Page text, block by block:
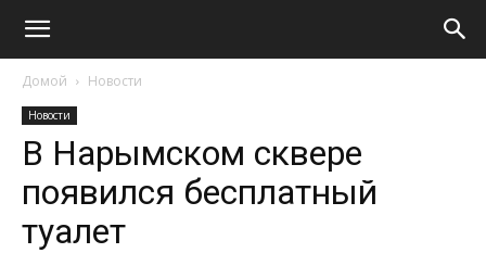
Домой Новости
Новости
В Нарымском сквере
появился бесплатный
туалет